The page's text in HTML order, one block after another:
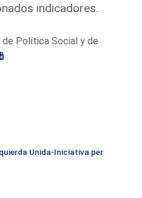
indicadores.
de Política Social y de
Unida-Iniciativa per